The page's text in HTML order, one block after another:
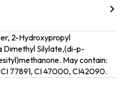
2-Hydroxypropyl
Dimethyl Silylate,(di-p-
May contain:
CI 77891, CI 47000, CI42090.